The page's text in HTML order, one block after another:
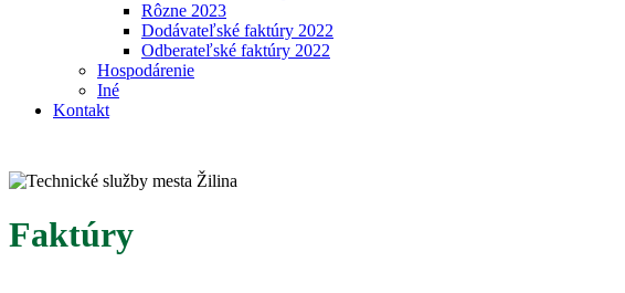
Rôzne 2023
Dodávateľské faktúry 2022
Odberateľské faktúry 2022
Hospodárenie
Iné
Kontakt
Faktúry